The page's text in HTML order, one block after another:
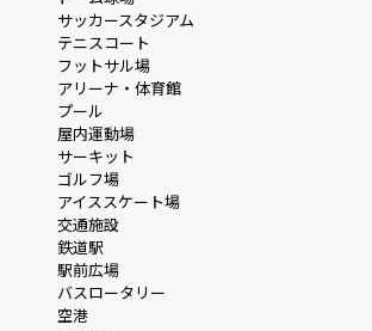
サッカースタジアム
テニスコート
フットサル場
アリーナ・体育館
プール
屋内運動場
サーキット
ゴルフ場
アイススケート場
交通施設
鉄道駅
駅前広場
バスロータリー
空港